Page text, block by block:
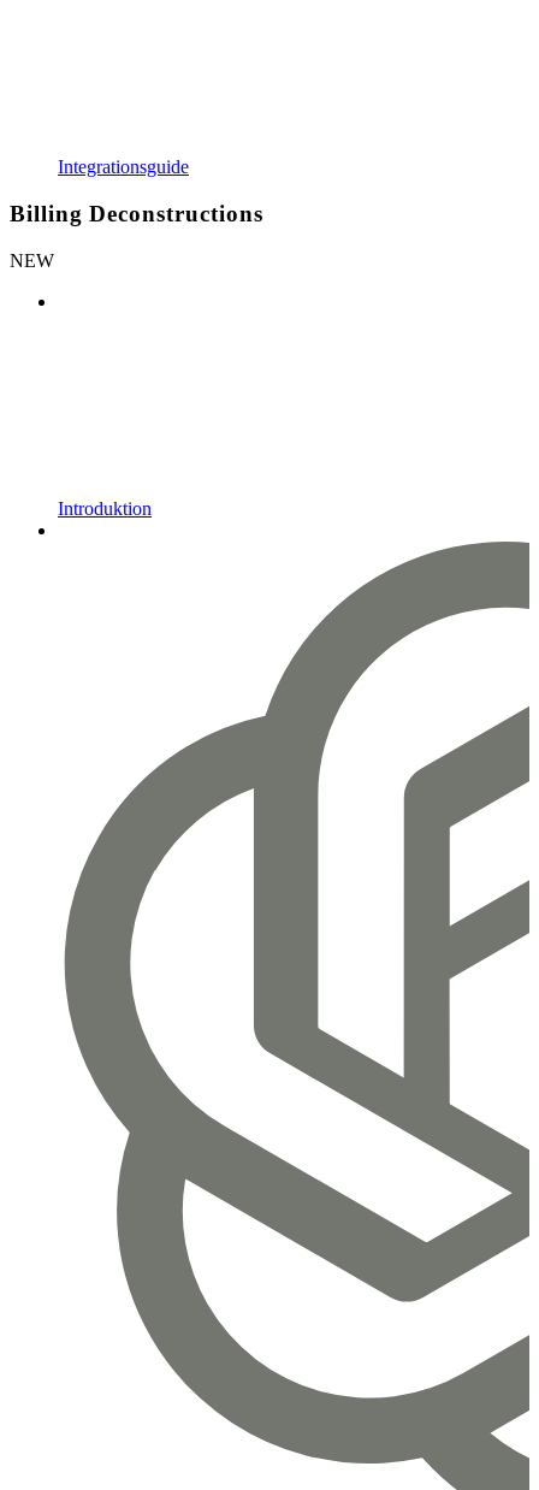
Integrationsguide
Billing Deconstructions
NEW
Introduktion